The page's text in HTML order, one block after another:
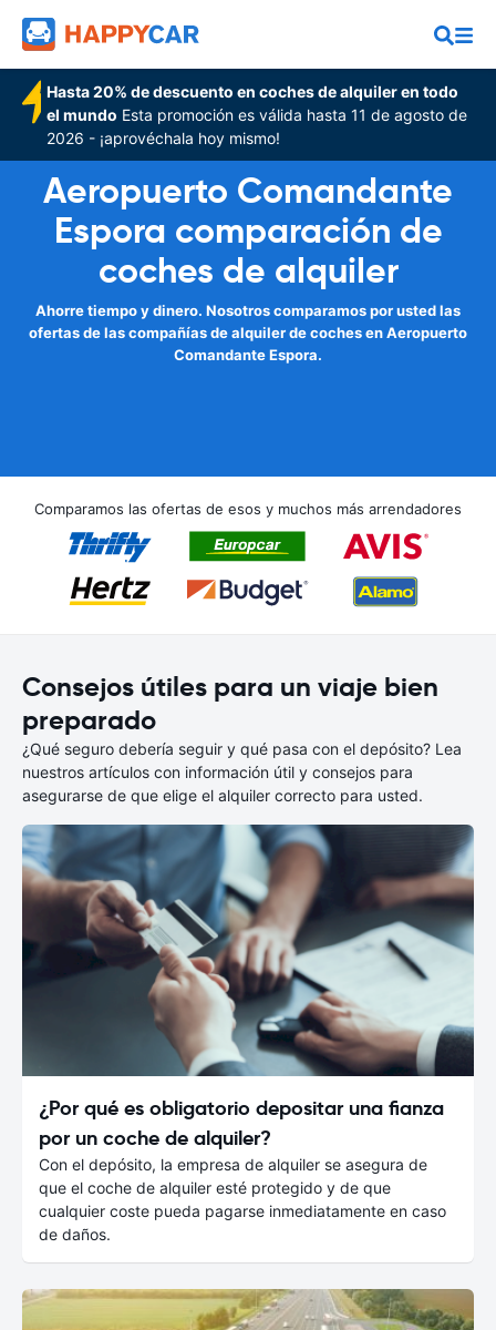
Hasta 20% de descuento en coches de alquiler en todo
el mundo Esta promoción es válida hasta 11 de agosto de
2026 - ¡aprovéchala hoy mismo!
Aeropuerto Comandante
Espora comparación de
coches de alquiler
Ahorre tiempo y dinero. Nosotros comparamos por usted las
ofertas de las compañías de alquiler de coches en Aeropuerto
Comandante Espora.
Comparamos las ofertas de esos y muchos más arrendadores
Consejos útiles para un viaje bien
preparado
¿Qué seguro debería seguir y qué pasa con el depósito? Lea
nuestros artículos con información útil y consejos para
asegurarse de que elige el alquiler correcto para usted.
¿Por qué es obligatorio depositar una fianza
por un coche de alquiler?
Con el depósito, la empresa de alquiler se asegura de
que el coche de alquiler esté protegido y de que
cualquier coste pueda pagarse inmediatamente en caso
de daños.